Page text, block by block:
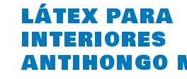
LÁTEX PARA
INTERIORES
ANTIHONGO